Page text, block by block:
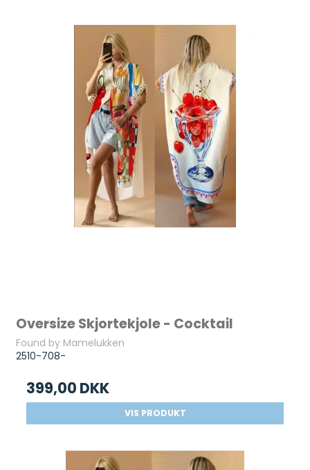
Oversize Skjortekjole - Cocktail
Found by Mamelukken
2510-708-
399,00 DKK
VIS PRODUKT